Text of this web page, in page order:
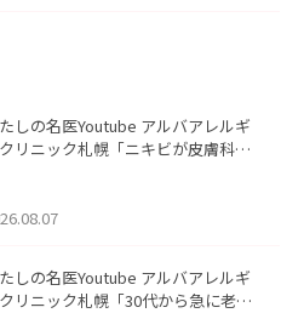
しの名医Youtube アルバアレルギ
リニック札幌「ニキビが皮膚科で
た。
しの名医Youtube アルバアレルギ
リニック札幌「30代から急に老け